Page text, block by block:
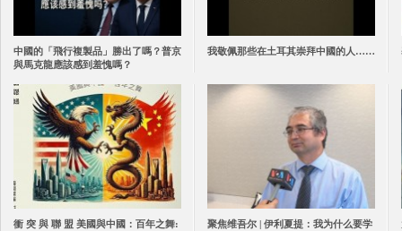
中國的「飛行複製品」勝出了嗎？普京
與馬克龍應該感到羞愧嗎？
我敬佩那些在土耳其崇拜中國的人……
衝 突 與 聯 盟 美國與中國：百年之舞:
聚焦维吾尔 | 伊利夏提：我为什么要学